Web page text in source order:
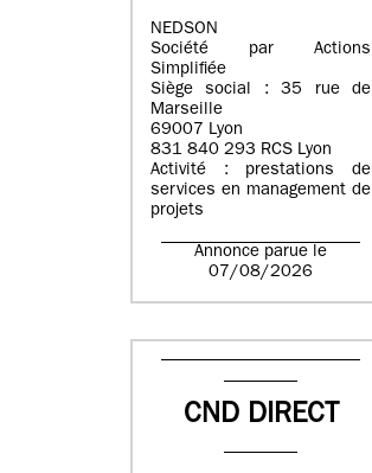
NEDSON
Société par Actions
Simplifiée
Siège social : 35 rue de
Marseille
69007 Lyon
831 840 293 RCS Lyon
Activité : prestations de
services en management de
projets
Annonce parue le
07/08/2026
CND DIRECT